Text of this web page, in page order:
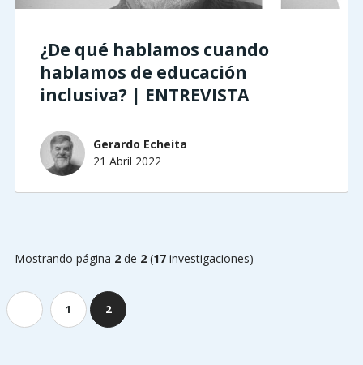
¿De qué hablamos cuando
hablamos de educación
inclusiva? | ENTREVISTA
Gerardo Echeita
21 Abril 2022
Mostrando página 2de 2(17investigaciones)
Anterior
1 2